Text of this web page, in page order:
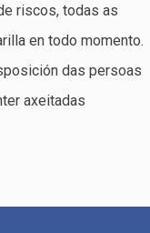
riscos, todas as
en todo momento.
das persoas
axeitadas